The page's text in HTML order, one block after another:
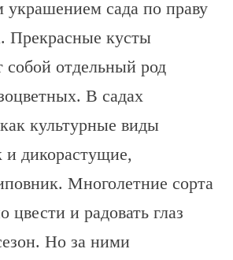
сада по праву
Прекрасные кусты
собой отдельный род
В садах
культурные виды
и дикорастущие,
Многолетние сорта
цвести и радовать глаз
Но за ними